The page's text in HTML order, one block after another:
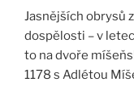
Jasnějších obrysů
dospělosti – v
to na dvoře
1178 s Adlétou